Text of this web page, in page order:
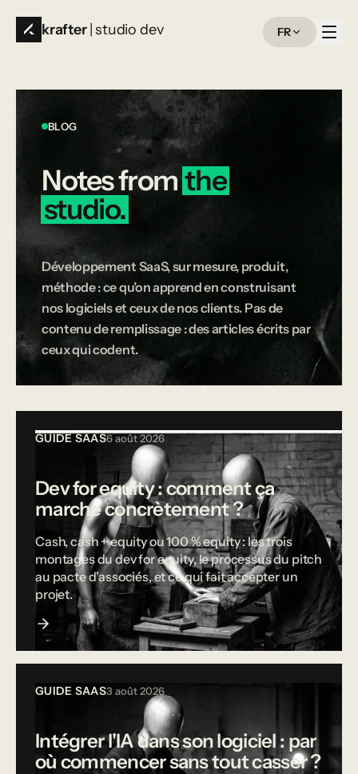
krafter | studio dev FR
BLOG
Notesfrom the
studio.
Développement SaaS, sur mesure, produit,
méthode : ce qu’on apprend en construisant
nos logiciels et ceux de nos clients. Pas de
contenu de remplissage : des articles écrits par
ceux qui codent.
GUIDE SAAS6 août 2026
Dev for equity : comment ça
marche concrètement ?
Cash, cash + equity ou 100 % equity : les trois
montages du dev for equity, le processus du pitch
au pacte d'associés, et ce qui fait accepter un
projet.
GUIDE SAAS3 août 2026
Intégrer l'IA dans son logiciel : par
où commencer sans tout casser ?